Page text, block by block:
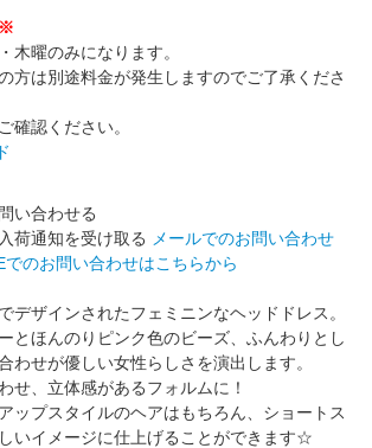
※
木曜のみになります。
方は別途料金が発生しますのでご了承くださ
確認ください。
い合わせる
荷通知を受け取る
メールでのお問い合わせ
でのお問い合わせはこちらから
デザインされたフェミニンなヘッドドレス。
とほんのりピンク色のビーズ、ふんわりとし
わせが優しい女性らしさを演出します。
せ、立体感があるフォルムに！
ップスタイルのヘアはもちろん、ショートス
いイメージに仕上げることができます☆